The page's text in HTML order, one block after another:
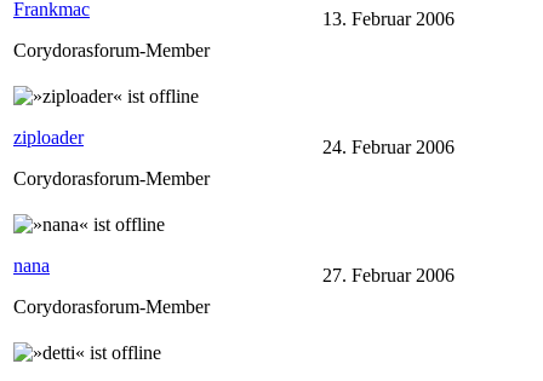
Frankmac
Corydorasforum-Member
13. Februar 2006
ziploader
Corydorasforum-Member
24. Februar 2006
nana
Corydorasforum-Member
27. Februar 2006